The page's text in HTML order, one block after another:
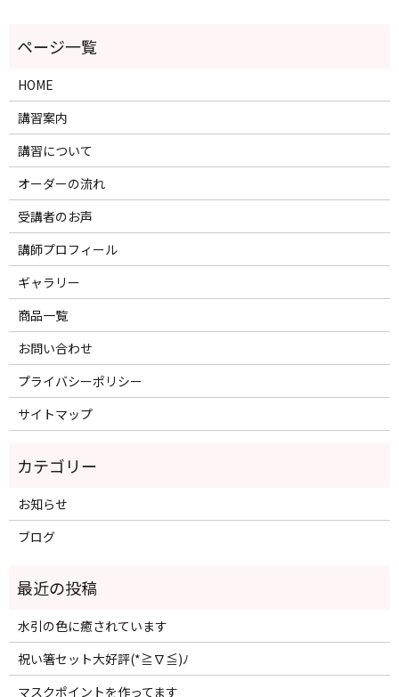
HOME
講習案内
講習について
オーダーの流れ
受講者のお声
講師プロフィール
ギャラリー
商品一覧
お問い合わせ
プライバシーポリシー
サイトマップ
お知らせ
ブログ
水引の色に癒されています
祝い箸セット大好評(*≧∇≦)ﾉ
マスクポイントを作ってます